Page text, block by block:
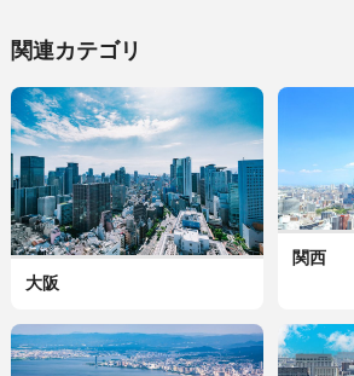
関連カテゴリ
大阪
関西